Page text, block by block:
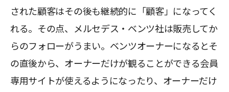
された顧客はその後も継続的に「顧客」になってく
れる。その点、メルセデス・ベンツ社は販売してか
らのフォローがうまい。ベンツオーナーになるとそ
の直後から、オーナーだけが観ることができる会員
専用サイトが使えるようになったり、オーナーだけ